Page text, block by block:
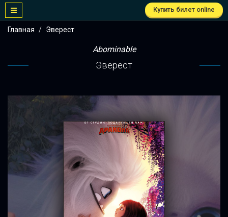
Купить билет online
Главная Эверест
Abominable
Эверест